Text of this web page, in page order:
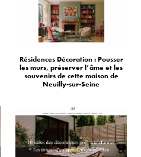
Résidences Décoration : Pousser
les murs, préserver l’âme et les
souvenirs de cette maison de
Neuilly-sur-Seine